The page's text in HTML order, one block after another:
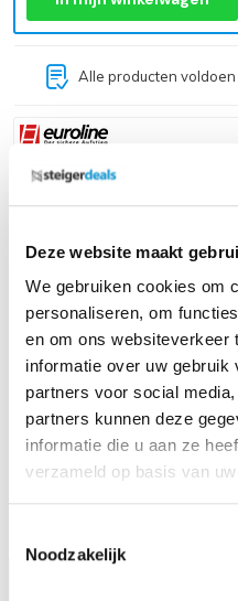
Deze website maakt
We gebruiken cookies om
personaliseren, om
en om ons websiteverkeer
informatie over uw gebruik
partners voor social
partners kunnen deze
informatie die u aan ze
verzameld op basis van
Noodzakelijk
Alle producten voldoen
1 x 12 sp. EUROLINE Enkele
ladder rechte voet +
stabiliteitsbalk
212,- 197,-(ex. btw)
Op voorraad